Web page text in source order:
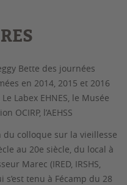
Bette des journées
en 2014, 2015 et 2016
Labex EHNES, le Musée
OCIRP, l’AEHSS
du colloque sur la vieillesse
au 20e siècle, du local à
Marec (IRED, IRSHS,
s’est tenu à Fécamp du 28